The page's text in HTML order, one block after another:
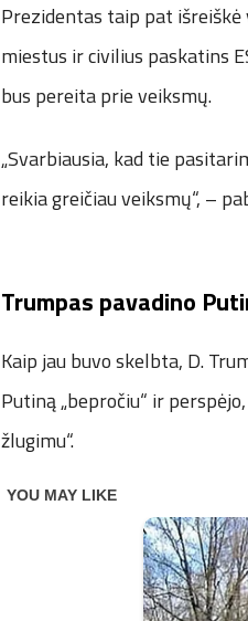
Prezidentas taip pat
miestus ir civilius paskatins
bus pereita prie veiksmų.
„Svarbiausia, kad tie
reikia greičiau veiksmų“, –
Trumpas pavadino
Kaip jau buvo skelbta, D.
Putiną „bepročiu“ ir
žlugimu“.